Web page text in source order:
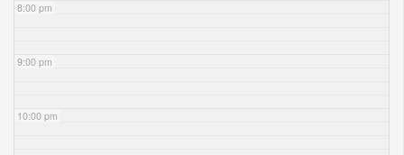
8:00 pm
9:00 pm
10:00 pm